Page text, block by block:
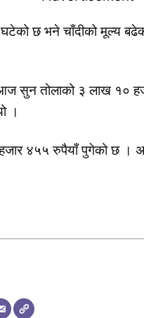
घटेको छ भने चाँदीको मूल्य
सुन तोलाको ३ लाख १०
।
४५५ रुपैयाँ पुगेको छ ।